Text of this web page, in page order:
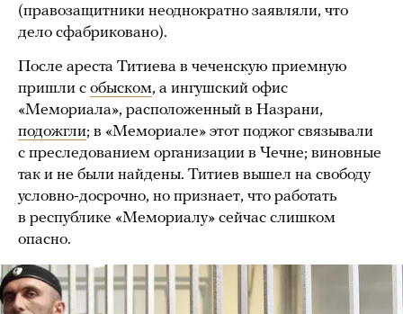
(правозащитники неоднократно заявляли, что
дело сфабриковано).
После ареста Титиева в чеченскую приемную
пришли с обыском, а ингушский офис
«Мемориала», расположенный в Назрани,
подожгли; в «Мемориале» этот поджог связывали
с преследованием организации в Чечне; виновные
так и не были найдены. Титиев вышел на свободу
условно-досрочно, но признает, что работать
в республике «Мемориалу» сейчас слишком
опасно.